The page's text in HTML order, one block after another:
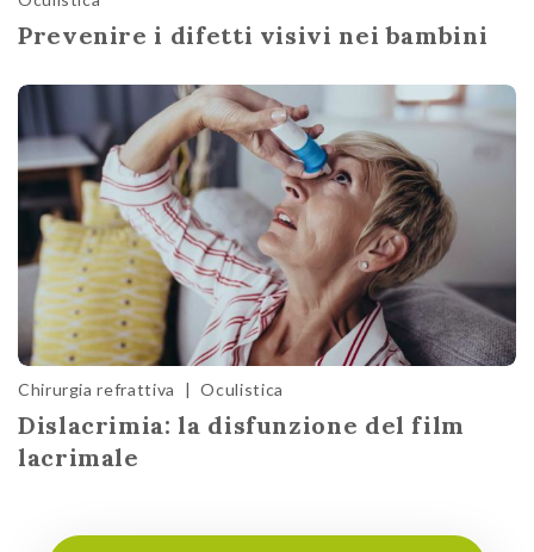
Prevenire i difetti visivi nei bambini
Chirurgia refrattiva | Oculistica
Dislacrimia: la disfunzione del film
lacrimale